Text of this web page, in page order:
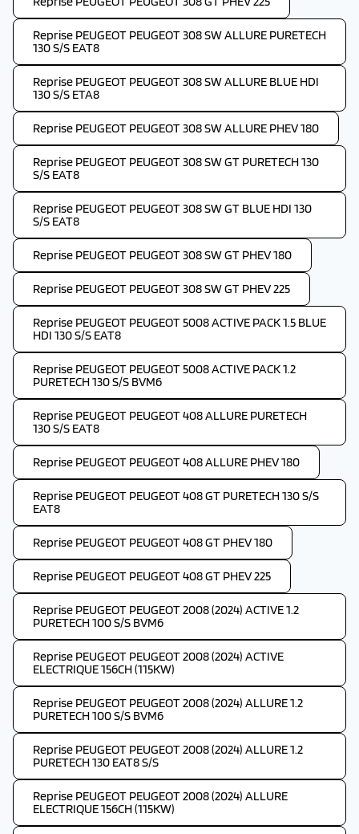
Reprise PEUGEOT PEUGEOT 308 SW ALLURE PURETECH
130 S/S EAT8
Reprise PEUGEOT PEUGEOT 308 SW ALLURE BLUE HDI
130 S/S ETA8
Reprise PEUGEOT PEUGEOT 308 SW ALLURE PHEV 180
Reprise PEUGEOT PEUGEOT 308 SW GT PURETECH 130
S/S EAT8
Reprise PEUGEOT PEUGEOT 308 SW GT BLUE HDI 130
S/S EAT8
Reprise PEUGEOT PEUGEOT 308 SW GT PHEV 180
Reprise PEUGEOT PEUGEOT 308 SW GT PHEV 225
Reprise PEUGEOT PEUGEOT 5008 ACTIVE PACK 1.5 BLUE
HDI 130 S/S EAT8
Reprise PEUGEOT PEUGEOT 5008 ACTIVE PACK 1.2
PURETECH 130 S/S BVM6
Reprise PEUGEOT PEUGEOT 408 ALLURE PURETECH
130 S/S EAT8
Reprise PEUGEOT PEUGEOT 408 ALLURE PHEV 180
Reprise PEUGEOT PEUGEOT 408 GT PURETECH 130 S/S
EAT8
Reprise PEUGEOT PEUGEOT 408 GT PHEV 180
Reprise PEUGEOT PEUGEOT 408 GT PHEV 225
Reprise PEUGEOT PEUGEOT 2008 (2024) ACTIVE 1.2
PURETECH 100 S/S BVM6
Reprise PEUGEOT PEUGEOT 2008 (2024) ACTIVE
ELECTRIQUE 156CH (115KW)
Reprise PEUGEOT PEUGEOT 2008 (2024) ALLURE 1.2
PURETECH 100 S/S BVM6
Reprise PEUGEOT PEUGEOT 2008 (2024) ALLURE 1.2
PURETECH 130 EAT8 S/S
Reprise PEUGEOT PEUGEOT 2008 (2024) ALLURE
ELECTRIQUE 156CH (115KW)